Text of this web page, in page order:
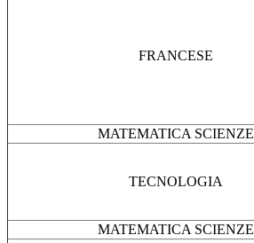
FRANCESE
MATEMATICA SCIENZE
TECNOLOGIA
MATEMATICA SCIENZE